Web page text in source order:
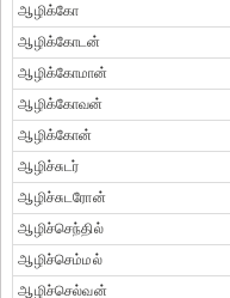
ஆழிக்கோ
ஆழிக்கோடன்
ஆழிக்கோமான்
ஆழிக்கோவன்
ஆழிக்கோன்
ஆழிச்சுடர்
ஆழிச்சுடரோன்
ஆழிச்செந்தில்
ஆழிச்செம்மல்
ஆழிச்செல்வன்